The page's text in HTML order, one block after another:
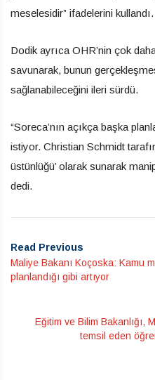
meselesidir” ifadelerini kullandı.
Dodik ayrıca OHR’nin çok
savunarak, bunun
sağlanabileceğini ileri sürdü.
“Soreca’nın açıkça başka
istiyor. Christian Schmidt
üstünlüğü’ olarak sunarak
dedi.
Read Previous
Maliye Bakanı Koçoska: Kamu
planlandığı gibi artıyor
Eğitim ve Bilim Bakanlığı,
temsil eden